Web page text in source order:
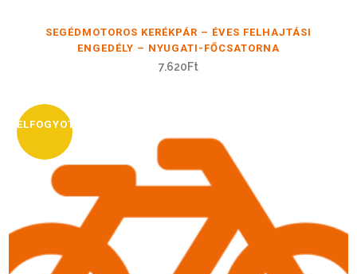
SEGÉDMOTOROS KERÉKPÁR – ÉVES FELHAJTÁSI
ENGEDÉLY – NYUGATI-FŐCSATORNA
7.620Ft
ELFOGYOTT